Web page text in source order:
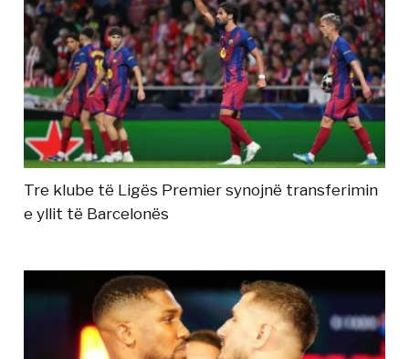
Tre klube të Ligës Premier synojnë transferimin
e yllit të Barcelonës